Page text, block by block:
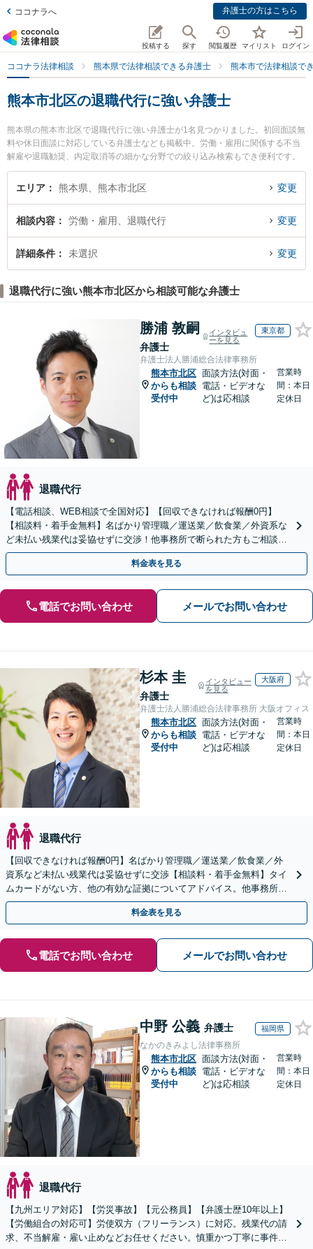
ココナラへ 弁護士の方はこちら
投稿する 探す 閲覧履歴 マイリスト ログイン
ココナラ法律相談 熊本県で法律相談できる弁護士 熊本市で法律相談で
熊本市北区の退職代行に強い弁護士
熊本県の熊本市北区で退職代行に強い弁護士が1名見つかりました。初回面談無
料や休日面談に対応している弁護士なども掲載中。労働・雇用に関係する不当
解雇や退職勧奨、内定取消等の細かな分野での絞り込み検索もでき便利です。
特に熊本ひかり法律事務所の小玉 晃嗣弁護士のプロフィール情報や弁護士費
用、強みなどが注目されています。『熊本市北区で土日や夜間に発生した退職
できる熊本市北区内の弁護士に相談予約したい』などでお困りの相談者さんに
おすすめです。
エリア 熊本県、熊本市北区 変更
相談内容 労働・雇用、退職代行 変更
詳細条件 未選択 変更
退職代行に強い熊本市北区から相談可能な弁護士
勝浦 敦嗣
弁護士
インタビュ
ーを見る
東京都
弁護士法人勝浦総合法律事務所
熊本市北区
からも相談
受付中
面談方法(対面・
電話・ビデオな
ど)は応相談
営業時
間：本日
定休日
退職代行
【電話相談、WEB相談で全国対応】【回収できなければ報酬0円】
【相談料・着手金無料】名ばかり管理職／運送業／飲食業／外資系な
ど未払い残業代は妥協せずに交渉！他事務所で断られた方もご相談く
ださい。【解決事例が豊富】土曜日も電話受付しています
料金表を見る
電話でお問い合わせ メールでお問い合わせ
杉本 圭
弁護士
インタビュー
を見る
大阪府
弁護士法人勝浦総合法律事務所 大阪オフィス
熊本市北区
からも相談
受付中
面談方法(対面・
電話・ビデオな
ど)は応相談
営業時
間：本日
定休日
退職代行
【回収できなければ報酬0円】名ばかり管理職／運送業／飲食業／外
資系など未払い残業代は妥協せずに交渉【相談料・着手金無料】タイ
ムカードがない方、他の有効な証拠についてアドバイス。他事務所で
断られた方もご相談ください。あなたの権利を守ります！
料金表を見る
電話でお問い合わせ メールでお問い合わせ
中野 公義 弁護士 福岡県
なかのきみよし法律事務所
熊本市北区
からも相談
受付中
面談方法(対面・
電話・ビデオな
ど)は応相談
営業時
間：本日
定休日
退職代行
【九州エリア対応】【労災事故】【元公務員】【弁護士歴10年以上】
【労働組合の対応可】労使双方（フリーランス）に対応。残業代の請
求、不当解雇・雇い止めなどお任せください。慎重かつ丁寧に事件解